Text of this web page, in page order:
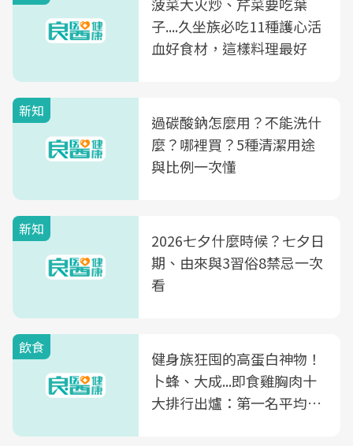
子....久坐族必吃11種護心活
血好食材，這樣料理最好
新知
過碳酸鈉怎麼用？不能洗什
麼？哪裡買？5種清潔用途
與比例一次懂
新知
2026七夕什麼時候？七夕日
期、由來與3習俗8禁忌一次
看
飲食
健身族狂囤的高蛋白神物！
卜蜂、大成...即食雞胸肉十
大排行出爐：第一名平均一